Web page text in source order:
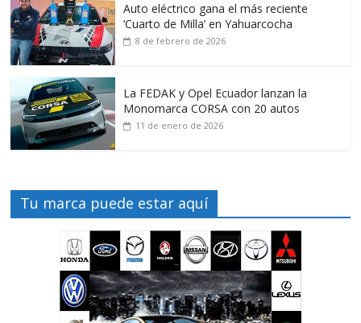
Auto eléctrico gana el más reciente
‘Cuarto de Milla’ en Yahuarcocha
8 de febrero de 2026
La FEDAK y Opel Ecuador lanzan la
Monomarca CORSA con 20 autos
11 de enero de 2026
Tu marca puede estar aquí